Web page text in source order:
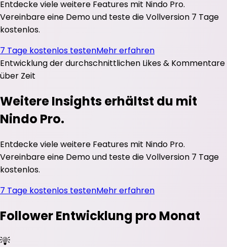
Entdecke viele weitere Features mit Nindo Pro.
Vereinbare eine Demo und teste die Vollversion 7 Tage
kostenlos.
7 Tage kostenlos testenMehr erfahren
Entwicklung der durchschnittlichen Likes& Kommentare
über Zeit
Weitere Insights erhältst du mit
Nindo Pro.
Entdecke viele weitere Features mit Nindo Pro.
Vereinbare eine Demo und teste die Vollversion 7 Tage
kostenlos.
7 Tage kostenlos testenMehr erfahren
Follower Entwicklung pro Monat